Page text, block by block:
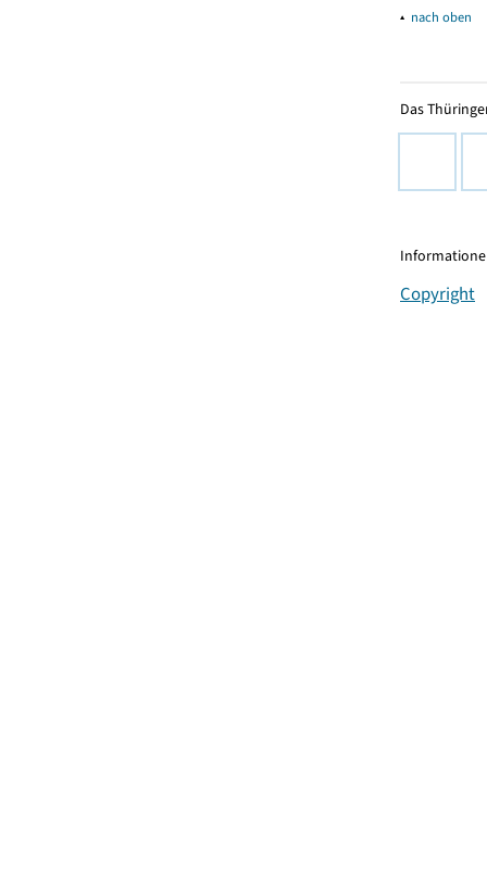
▴ nach oben
Das
Copyright